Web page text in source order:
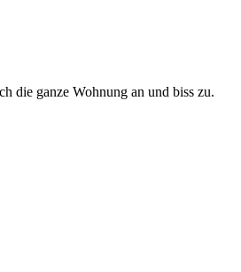
die ganze Wohnung an und biss zu.